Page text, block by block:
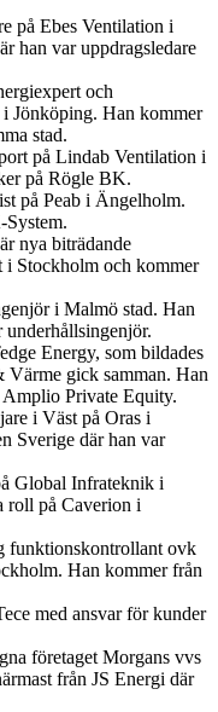
på Ebes Ventilation i
han var uppdragsledare
och
Jönköping. Han kommer
stad.
på Lindab Ventilation i
på Rögle BK.
på Peab i Ängelholm.
är nya biträdande
Stockholm och kommer
i Malmö stad. Han
Energy, som bildades
gick samman. Han
Private Equity.
i Väst på Oras i
Sverige där han var
Global Infrateknik i
roll på Caverion i
funktionskontrollant ovk
Han kommer från
med ansvar för kunder
företaget Morgans vvs
från JS Energi där